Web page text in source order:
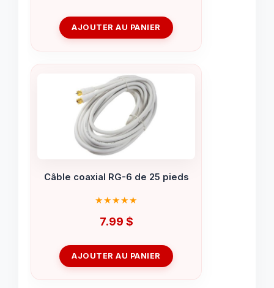
AJOUTER AU PANIER
Câble coaxial RG-6 de 25 pieds
7.99 $
AJOUTER AU PANIER